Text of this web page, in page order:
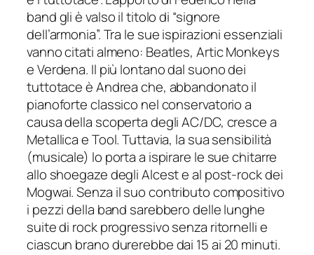
band gli è valso il titolo di “signore
dell’armonia”. Tra le sue ispirazioni essenziali
vanno citati almeno: Beatles, Artic Monkeys
e Verdena. Il più lontano dal suono dei
tuttotace è Andrea che, abbandonato il
pianoforte classico nel conservatorio a
causa della scoperta degli AC/DC, cresce a
Metallica e Tool. Tuttavia, la sua sensibilità
(musicale) lo porta a ispirare le sue chitarre
allo shoegaze degli Alcest e al post-rock dei
Mogwai. Senza il suo contributo compositivo
i pezzi della band sarebbero delle lunghe
suite di rock progressivo senza ritornelli e
ciascun brano durerebbe dai 15 ai 20 minuti.